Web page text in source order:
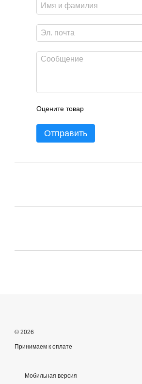
Оцените товар
Отправить
© 2026
Принимаем к оплате
Мобильная версия